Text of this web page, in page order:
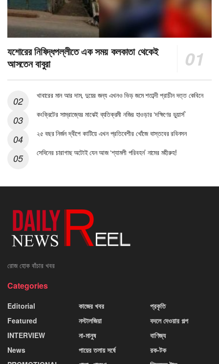
যশোরের নিষিদ্ধপল্লীতে এক সময় কলকাতা থেকেই
আসতেন বাবুরা
খাবারের মান আর দাম, দুয়ের জন্য এখনও ভিড় জমে শতাব্দী প্রাচীন দত্ত কেবিনে
কংক্রিটের সাম্রাজ্যের মাঝেই ব্যতিক্রমী নজির হাওড়ার ‘দক্ষিণের ডুয়ার্স’
২৫ বছর নির্জন দ্বীপে কাটিয়ে এখন প্রতিবেশীর খোঁজে বাস্তবের রবিনসন
সেদিনের চারাগাছ অটোই যেন আজ ‘শ্যামলী পরিবহন’ নামের মহীরুহ!
রোজ হোক বাঁচার খবর
Categories
Editorial
Featured
INTERVIEW
News
কাজের খবর
নস্টালজিয়া
না-মানুষ
পায়ের তলায় সর্ষে
প্রকৃতি
বদলে দেওয়ার গল্প
বাণিজ্য
রক-টক